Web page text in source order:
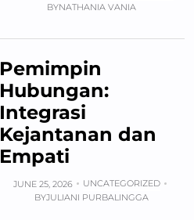
BYNATHANIA VANIA
Pemimpin
Hubungan:
Integrasi
Kejantanan dan
Empati
JUNE 25, 2026
UNCATEGORIZED
BYJULIANI PURBALINGGA